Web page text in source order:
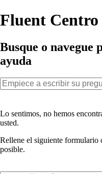
Fluent Centro
Busque o navegue
ayuda
Lo sentimos, no hemos
usted.
Rellene el siguiente formulario
posible.